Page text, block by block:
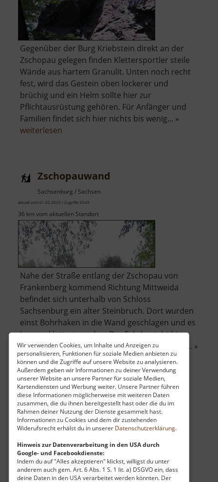
Wir verwenden Cookies, um Inhalte und Anzeigen zu
personalisieren, Funktionen für soziale Medien anbieten zu
können und die Zugriffe auf unsere Website zu analysieren.
Außerdem geben wir Informationen zu deiner Verwendung
unserer Website an unsere Partner für soziale Medien,
Kartendiensten und Werbung weiter. Unsere Partner führen
diese Informationen möglicherweise mit weiteren Daten
zusammen, die du ihnen bereitgestellt hast oder die du im
Rahmen deiner Nutzung der Dienste gesammelt hast.
Informationen zu Cookies und dem dir zustehenden
Widerufsrecht erhälst du in unserer Datenschutzerklärung.
Hinweis zur Datenverarbeitung in den USA durch
Google- und Facebookdienste:
Indem du auf "Alles akzeptieren" klickst, willigst du unter
anderem auch gem. Art. 6 Abs. 1 S. 1 lit. a) DSGVO ein, dass
deine Daten in den USA verarbeitet werden könnten. Der
Gegenüber der Burg Kriebstein direkt an der
Zschopau gelegen finden Klettersportler steile
Wände aus hartem Granulit. Unten noch recht
fest, wird das Gestein oben lockerer und
brüchig und ein Helm sollte hier zur
Pflichtausrüstung gehören. Für Anfänger und
Familien findet sich hier nichts bis wenig... »
weiterlesen
Zschopauwand
Sachsenburg / Sachsen
aktuell vom 01.03.2025 / Zugriffe: 9549
36 km vom aktuellen Standort
Nahe der Straße entlang der Zschopau von
Frankenberg kommend Richtung Mittweida
befindet sich unterhalb von Schloss
Sachsenburg ein alter Steinbruch. Dort wurden
einst Bohrhaken in die Wand geschlagen und es
kann geklettert werden. Der Fels besteht hier
aus Gneis und ist zum Teil etwas brüchig. Der .. »
weiterlesenüber
Zschopauwand
Kirche Rechenberg
Osterzgebirge
aktuell vom 23.07.2024 / Zugriffe: 9298
42 km vom aktuellen Standort